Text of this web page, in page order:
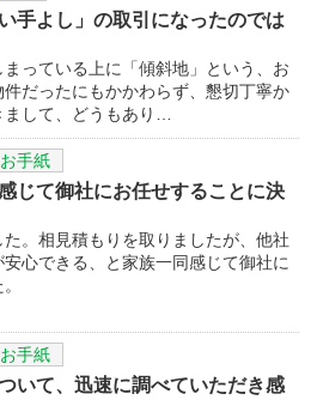
手よし」の取引になったのでは
まっている上に「傾斜地」という、お
だったにもかかわらず、懇切丁寧か
して、どうもあり…
お手紙
じて御社にお任せすることに決
。相見積もりを取りましたが、他社
心できる、と家族一同感じて御社に
お手紙
いて、迅速に調べていただき感